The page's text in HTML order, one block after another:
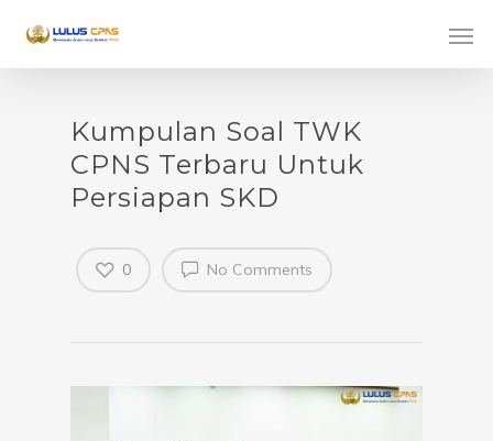
Kumpulan Soal TWK
CPNS Terbaru Untuk
Persiapan SKD
No Comments
0